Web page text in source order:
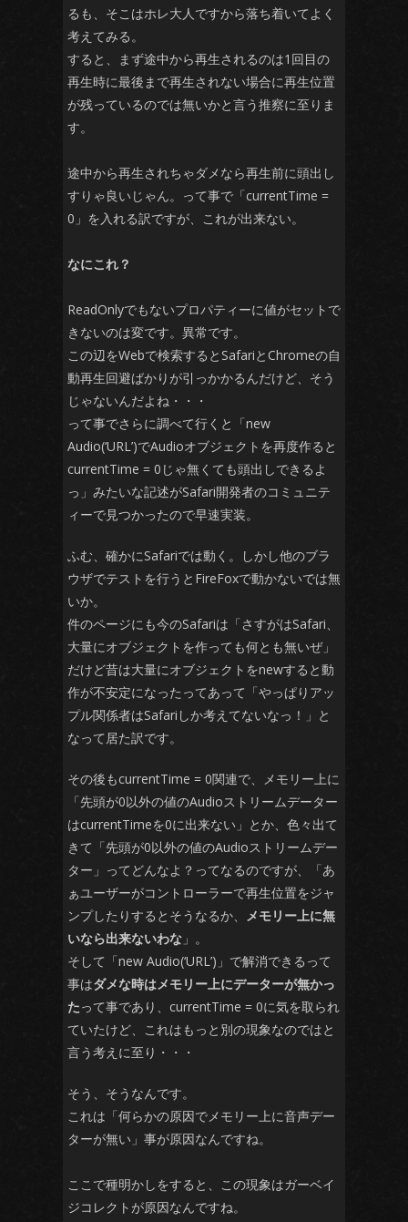
るも、そこはホレ大人ですから落ち着いてよく
考えてみる。
すると、まず途中から再生されるのは1回目の
再生時に最後まで再生されない場合に再生位置
が残っているのでは無いかと言う推察に至りま
す。
途中から再生されちゃダメなら再生前に頭出し
すりゃ良いじゃん。って事で「currentTime =
0」を入れる訳ですが、これが出来ない。
なにこれ？
ReadOnlyでもないプロパティーに値がセットで
きないのは変です。異常です。
この辺をWebで検索するとSafariとChromeの自
動再生回避ばかりが引っかかるんだけど、そう
じゃないんだよね・・・
って事でさらに調べて行くと「new
Audio(‘URL’)でAudioオブジェクトを再度作ると
currentTime = 0じゃ無くても頭出しできるよ
っ」みたいな記述がSafari開発者のコミュニテ
ィーで見つかったので早速実装。
ふむ、確かにSafariでは動く。しかし他のブラ
ウザでテストを行うとFireFoxで動かないでは無
いか。
件のページにも今のSafariは「さすがはSafari、
大量にオブジェクトを作っても何とも無いぜ」
だけど昔は大量にオブジェクトをnewすると動
作が不安定になったってあって「やっぱりアッ
プル関係者はSafariしか考えてないなっ！」と
なって居た訳です。
その後もcurrentTime = 0関連で、メモリー上に
「先頭が0以外の値のAudioストリームデーター
はcurrentTimeを0に出来ない」とか、色々出て
きて「先頭が0以外の値のAudioストリームデー
ター」ってどんなよ？ってなるのですが、「あ
ぁユーザーがコントローラーで再生位置をジャ
ンプしたりするとそうなるか、 メモリー上に無
いなら出来ないわな 」。
そして「new Audio(‘URL’)」で解消できるって
事はダメな時はメモリー上にデーターが無かっ
たって事であり、currentTime = 0に気を取られ
ていたけど、これはもっと別の現象なのではと
言う考えに至り・・・
そう、そうなんです。
これは「何らかの原因でメモリー上に音声デー
ターが無い」事が原因なんですね。
ここで種明かしをすると、この現象はガーベイ
ジコレクトが原因なんですね。